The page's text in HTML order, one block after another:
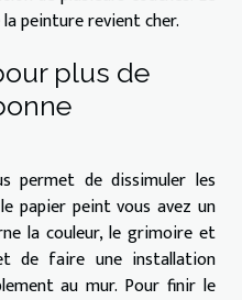
peinture revient cher.
plus de
permet de dissimuler les
papier peint vous avez un
la couleur, le grimoire et
de faire une installation
au mur. Pour finir le